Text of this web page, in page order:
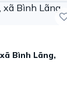
Bình Lãng,